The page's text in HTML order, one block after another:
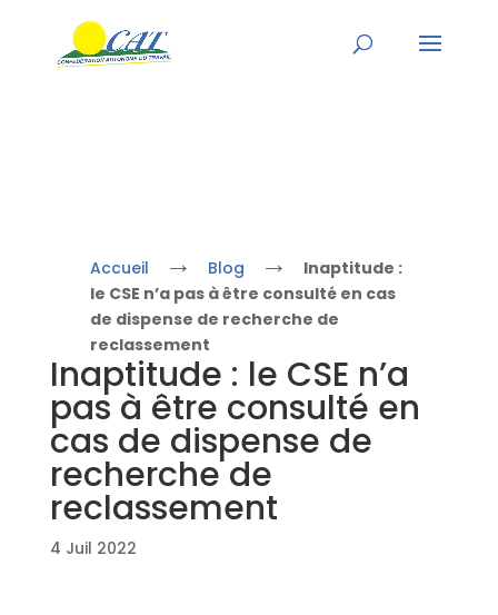
Accueil → Blog →
Inaptitude :
le CSE n’a pas à être consulté en cas
de dispense de recherche de
reclassement
Inaptitude : le CSE n’a
pas à être consulté en
cas de dispense de
recherche de
reclassement
4 Juil 2022